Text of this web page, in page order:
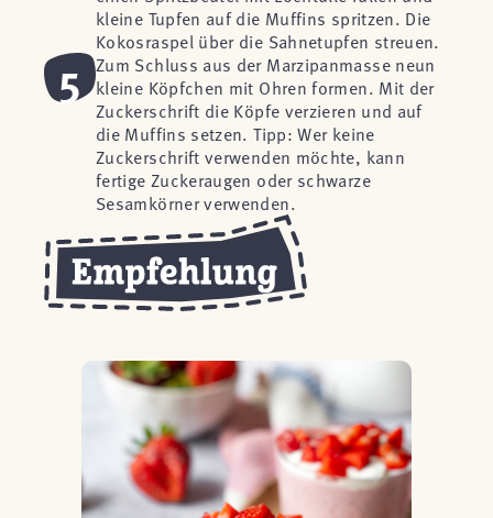
kleine Tupfen auf die Muffins spritzen. Die
Kokosraspel über die Sahnetupfen streuen.
5
Zum Schluss aus der Marzipanmasse neun
kleine Köpfchen mit Ohren formen. Mit der
Zuckerschrift die Köpfe verzieren und auf
die Muffins setzen. Tipp: Wer keine
Zuckerschrift verwenden möchte, kann
fertige Zuckeraugen oder schwarze
Sesamkörner verwenden.